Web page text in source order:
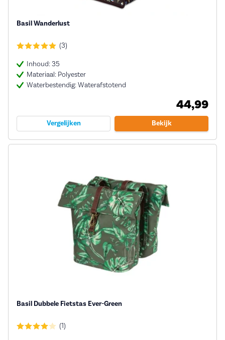
Basil Wanderlust
(3)
Inhoud: 35
Materiaal: Polyester
Waterbestendig: Waterafstotend
44,99
Vergelijken Bekijk
Basil Dubbele Fietstas Ever-Green
(1)